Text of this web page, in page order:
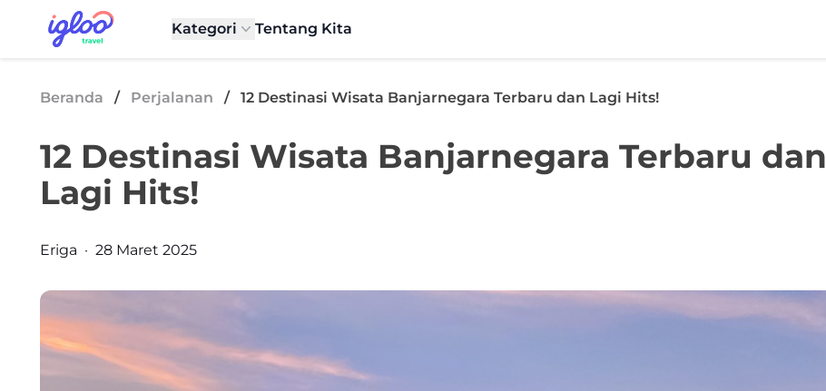
Skip to content
Igloo Blog
Kategori
Tentang Kita
Beranda / Perjalanan / 12 Destinasi Wisata Banjarnegara Terbaru dan Lagi Hits!
12 Destinasi Wisata Banjarnegara Terbaru dan
Lagi Hits!
Posted by
Eriga · 28 Maret 2025